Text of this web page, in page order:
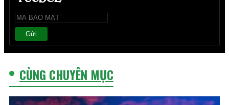
Gửi
CÙNG CHUYÊN MỤC